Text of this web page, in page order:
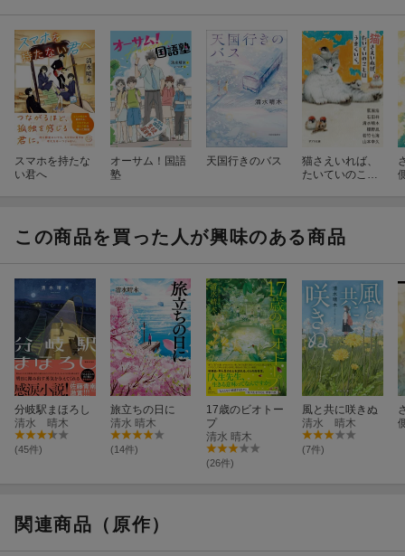
スマホを持たな
い君へ
オーサム！国語
塾
天国行きのバス
猫さえいれば、
たいていのこと
この商品を買った人が興味のある商品
分岐駅まほろし
清水 晴木
(45件)
旅立ちの日に
清水 晴木
(14件)
17歳のビオトー
プ
清水 晴木
(26件)
風と共に咲きぬ
清水 晴木
(7件)
関連商品（原作）